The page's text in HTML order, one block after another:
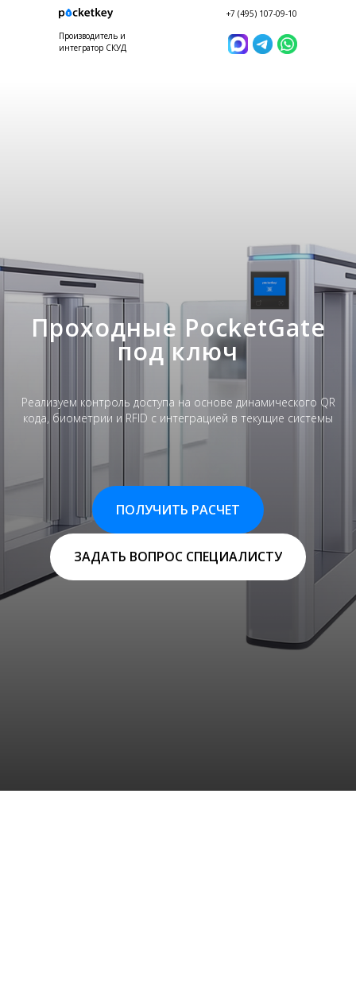
+7 (495) 107-09-10
Производитель и
интегратор СКУД
Проходные PocketGate
под ключ
Реализуем контроль доступа на основе динамического QR
кода, биометрии и RFID с интеграцией в текущие системы
ПОЛУЧИТЬ РАСЧЕТ
ЗАДАТЬ ВОПРОС СПЕЦИАЛИСТУ